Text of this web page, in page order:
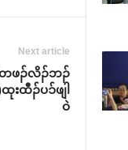
Next article
တဖၣ်လိၣ်ဘၣ်
းထီၣ်ပၥ်ဖျါ
ဝဲ